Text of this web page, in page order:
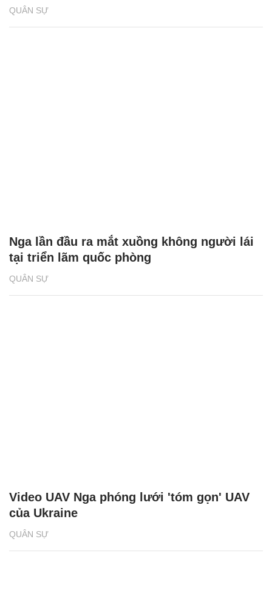
QUÂN SỰ
QUÂN SỰ
Nga lần đầu ra mắt xuồng không người lái
tại triển lãm quốc phòng
QUÂN SỰ
Video UAV Nga phóng lưới 'tóm gọn' UAV
của Ukraine